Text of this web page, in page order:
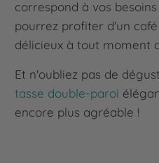
correspond à vos
pourrez profiter d'un
délicieux à tout moment
Et n'oubliez pas de
tasse double-paroi
encore plus agréable !